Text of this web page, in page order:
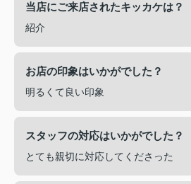
当店にご来店されたキッカケは？
紹介
お店の印象はいかがでした？
明るくて良い印象
スタッフの対応はいかがでした？
とても親切に対応してくださった